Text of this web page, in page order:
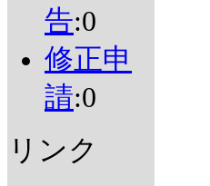
告:0
修正申
請:0
リンク